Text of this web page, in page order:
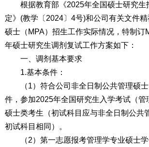
根据教育部《2025年全国硕士研究生
定》(教学〔2024〕4号)和公司有关文件
硕士（MPA）招生工作实际情况，特制订
年硕士研究生调剂复试工作方案如下：
一、调剂基本要求
1.基本条件：
（1）符合公司非全日制公共管理硕
件，参加2025年全国研究生入学考试（管
硕士类考生（初试科目应与非全日制公共
初试科目相同）。
（2）第一志愿报考管理学专业硕士